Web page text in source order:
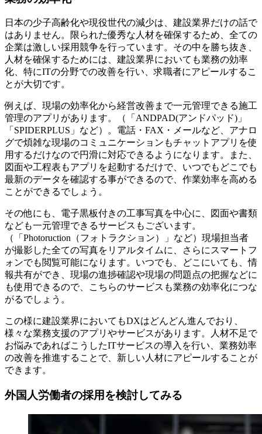
日本の少子高齢化や現役世代の減少は、建設業界だけの話で
はありません。限られた優秀な人材を確保するため、全ての
企業は激しい採用競争を行っています。その中を勝ち抜き、
人材を確保するためには、建設業界においても業務の効率
化、特にITの分野での改善を行い、求職者にアピールするこ
とが大切です。
例えば、現場の効率化から経営改善まで一元管理できる施工
管理のアプリがあります。（「ANDPAD(アンドパッド)」
「SPIDERPLUS」など）。電話・FAX・メールなど、アナロ
グで煩雑な現場のコミュニケーションもチャットアプリを使
用するだけなので円滑に対応できるようになります。また、
図面や工程表もアプリを起動するだけで、いつでもどこでも
最新のデータを確認する事ができるので、作業効率を高める
ことができるでしょう。
その他にも、電子黒板付きの工事写真を中心に、図面や書類
なども一元管理できるサービスもございます。
（「Photoruction（フォトラクション）」など）現場担当者
が撮影した全ての写真をリアルタイムに、さらにスマートフ
ォンでも閲覧可能になります。いつでも、どこにいても、情
報共有ができ、現場の進捗確認や現場の問題点の把握などに
も使用できるので、こちらのサービスも業務の効率化につな
がるでしょう。
この様に建設業界においてもDXはどんどん進んでおり、
様々な業務支援のアプリやサービスがあります。人材不足で
お悩みであればこうしたITサービスの導入を行い、業務効率
の改善を推進することで、新しい人材にアピールすることが
できます。
外国人労働者の採用を検討してみる